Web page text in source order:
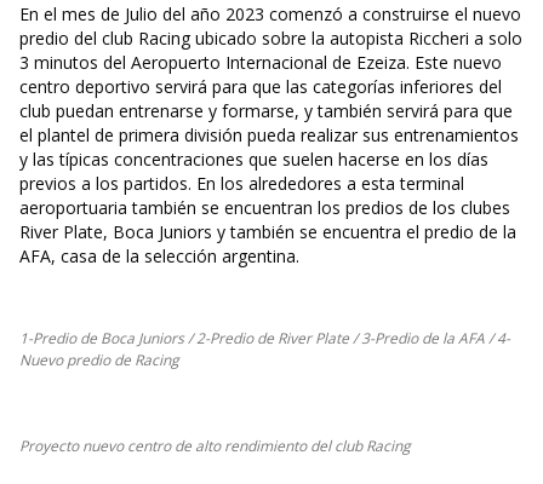
En el mes de Julio del año 2023 comenzó a construirse el nuevo
predio del club Racing ubicado sobre la autopista Riccheri a solo
3 minutos del Aeropuerto Internacional de Ezeiza. Este nuevo
centro deportivo servirá para que las categorías inferiores del
club puedan entrenarse y formarse, y también servirá para que
el plantel de primera división pueda realizar sus entrenamientos
y las típicas concentraciones que suelen hacerse en los días
previos a los partidos. En los alrededores a esta terminal
aeroportuaria también se encuentran los predios de los clubes
River Plate, Boca Juniors y también se encuentra el predio de la
AFA, casa de la selección argentina.
1-Predio de Boca Juniors / 2-Predio de River Plate / 3-Predio de la AFA / 4-
Nuevo predio de Racing
Proyecto nuevo centro de alto rendimiento del club Racing